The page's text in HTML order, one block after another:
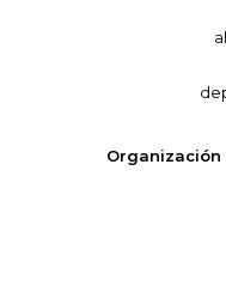
Organización